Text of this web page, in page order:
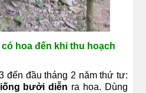
hoa đến khi thu hoạch
đến đầu tháng 2 năm thứ tư:
bưởi diễn ra hoa. Dùng